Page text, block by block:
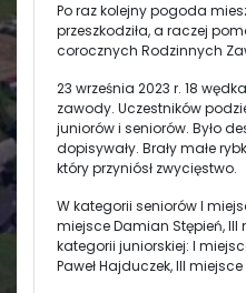
Po raz kolejny pogoda
przeszkodziła, a raczej
corocznych Rodzinnych
23 września 2023 r. 18
zawody. Uczestników
juniorów i seniorów. Było
dopisywały. Brały małe
który przyniósł zwycięstwo.
W kategorii seniorów I
miejsce Damian Stępień,
kategorii juniorskiej: I
Paweł Hajduczek, III